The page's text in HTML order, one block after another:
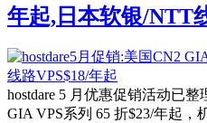
年起,日本软银/NTT
hostdare 5 月优惠促销活动已
GIA VPS系列 65 折$23/年起，